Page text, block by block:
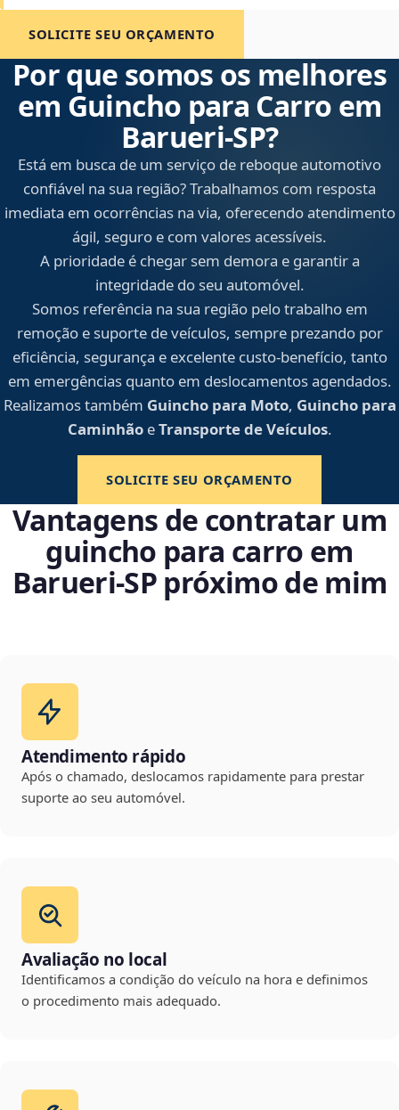
SOLICITE SEU ORÇAMENTO
Por que somos os melhores
em Guincho para Carro em
Barueri‑SP?
Está em busca de um serviço de reboque automotivo
confiável na sua região? Trabalhamos com resposta
imediata em ocorrências na via, oferecendo atendimento
ágil, seguro e com valores acessíveis.
A prioridade é chegar sem demora e garantir a
integridade do seu automóvel.
Somos referência na sua região pelo trabalho em
remoção e suporte de veículos, sempre prezando por
eficiência, segurança e excelente custo-benefício, tanto
em emergências quanto em deslocamentos agendados.
Realizamos também Guincho para Moto, Guincho para
CaminhãoeTransporte de Veículos.
SOLICITE SEU ORÇAMENTO
Vantagens de contratar um
guincho para carro em
Barueri‑SP próximo de mim
Atendimento rápido
Após o chamado, deslocamos rapidamente para prestar
suporte ao seu automóvel.
Avaliação no local
Identificamos a condição do veículo na hora e definimos
o procedimento mais adequado.